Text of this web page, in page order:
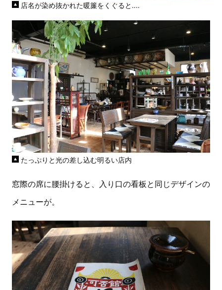
店名が染め抜かれた暖簾をくぐると‥‥
たっぷりと光の差し込む明るい店内
窓際の席に腰掛けると、入り口の看板と同じデザインの
メニューが。